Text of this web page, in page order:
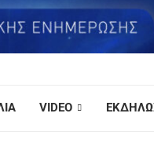
VIDEO